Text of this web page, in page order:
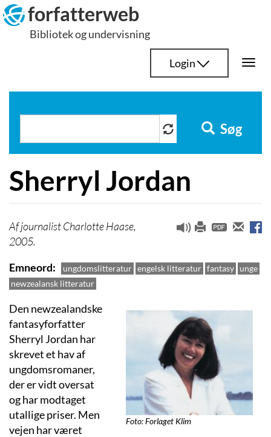
Hop
til
indhold
forfatterweb
Bibliotek og undervisning
Login
Søg
Sherryl Jordan
journalist Charlotte Haase,
2005.
Emneord
ungdomslitteratur engelsk litteratur fantasy unge
newzealansk litteratur
Foto: Forlaget Klim
Den newzealandske
fantasyforfatter
Sherryl Jordan har
skrevet et hav af
ungdomsromaner,
der er vidt oversat
og har modtaget
utallige priser. Men
vejen har været